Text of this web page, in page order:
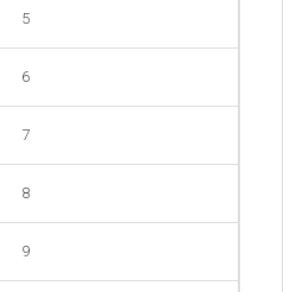
5
6
7
8
9